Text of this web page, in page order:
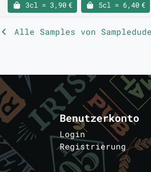
3cl = 3,90 € 5cl = 6,40 €
Alle Samples von Sampledude
Benutzerkonto
Login
Registrierung